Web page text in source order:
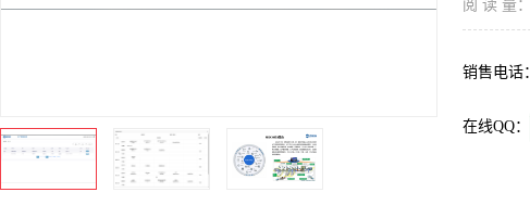
阅 读 量：
销售电话：
在线QQ：